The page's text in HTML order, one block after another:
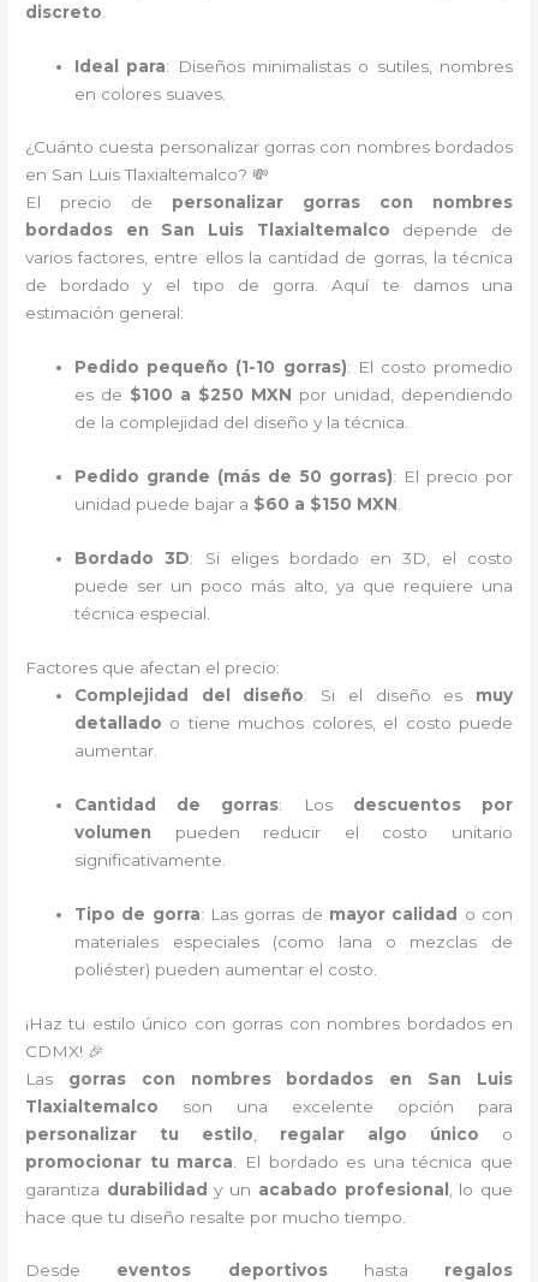
discreto
Ideal para: Diseños minimalistas o sutiles, nombres
en colores suaves.
¿Cuánto cuesta personalizar gorras con nombres bordados
en San Luis Tlaxialtemalco? 💸
El precio de personalizar gorras con nombres
bordados en San Luis Tlaxialtemalco depende de
varios factores, entre ellos la cantidad de gorras, la técnica
de bordado y el tipo de gorra. Aquí te damos una
estimación general:
Pedido pequeño (1-10 gorras): El costo promedio
es de $100 a $250 MXN por unidad, dependiendo
de la complejidad del diseño y la técnica.
Pedido grande (más de 50 gorras): El precio por
unidad puede bajar a $60 a $150 MXN
Bordado 3D: Si eliges bordado en 3D, el costo
puede ser un poco más alto, ya que requiere una
técnica especial.
Factores que afectan el precio:
Complejidad del diseño: Si el diseño es muy
detallado o tiene muchos colores, el costo puede
aumentar.
Cantidad de gorras: Los descuentos por
volumen pueden reducir el costo unitario
significativamente.
Tipo de gorra: Las gorras de mayor calidad
o con
materiales especiales (como lana o mezclas de
poliéster) pueden aumentar el costo.
¡Haz tu estilo único con gorras con nombres bordados en
CDMX! 🎉
Las gorras con nombres bordados en San Luis
Tlaxialtemalco son una excelente opción para
personalizar tu estilo
regalar algo único o
promocionar tu marca . El bordado es una técnica que
garantiza durabilidad y un acabado profesional , lo que
hace que tu diseño resalte por mucho tiempo.
Desde eventos deportivoshasta regalos